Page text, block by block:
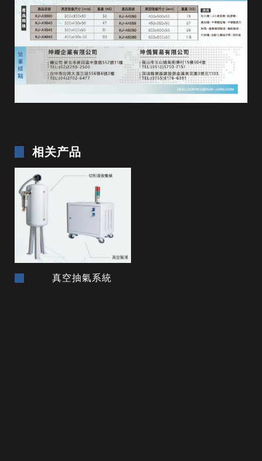
相关产品
真空抽氣系統